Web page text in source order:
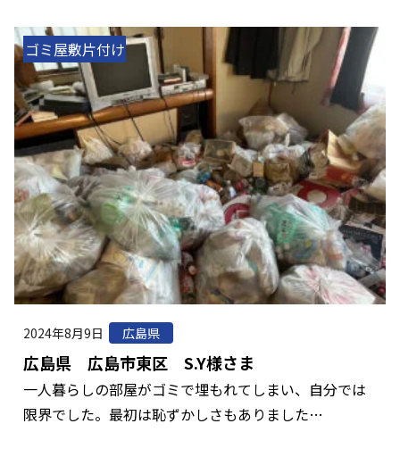
ゴミ屋敷片付け
2024年8月9日 広島県
広島県 広島市東区 S.Y様さま
一人暮らしの部屋がゴミで埋もれてしまい、自分では
限界でした。最初は恥ずかしさもありました…